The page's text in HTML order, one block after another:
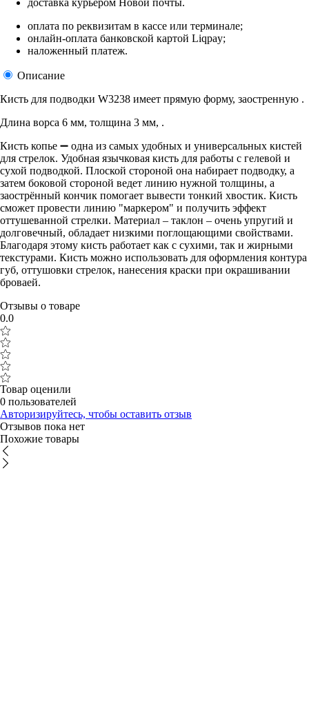
оплата по реквизитам в кассе или терминале;
онлайн-оплата банковской картой Liqpay;
наложенный платеж.
Описание
Кисть для подводки W3238 имеет прямую форму, заостренную .
Длина ворса 6 мм, толщина 3 мм, .
Кисть копье ➖ одна из самых удобных и универсальных кистей
для стрелок. Удобная язычковая кисть для работы с гелевой и
сухой подводкой. Плоской стороной она набирает подводку, а
затем боковой стороной ведет линию нужной толщины, а
заострённый кончик помогает вывести тонкий хвостик. Кисть
сможет провести линию "маркером" и получить эффект
оттушеванной стрелки. Материал – таклон – очень упругий и
долговечный, обладает низкими поглощающими свойствами.
Благодаря этому кисть работает как с сухими, так и жирными
текстурами. Кисть можно использовать для оформления контура
губ, оттушовки стрелок, нанесения краски при окрашивании
броваей.
Отзывы о товаре
0.0
Товар оценили
0 пользователей
Авторизируйтесь, чтобы оставить отзыв
Отзывов пока нет
Похожие товары